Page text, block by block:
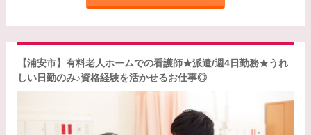
【浦安市】有料老人ホームでの看護師★派遣/週4日勤務★うれ
しい日勤のみ♪資格経験を活かせるお仕事◎